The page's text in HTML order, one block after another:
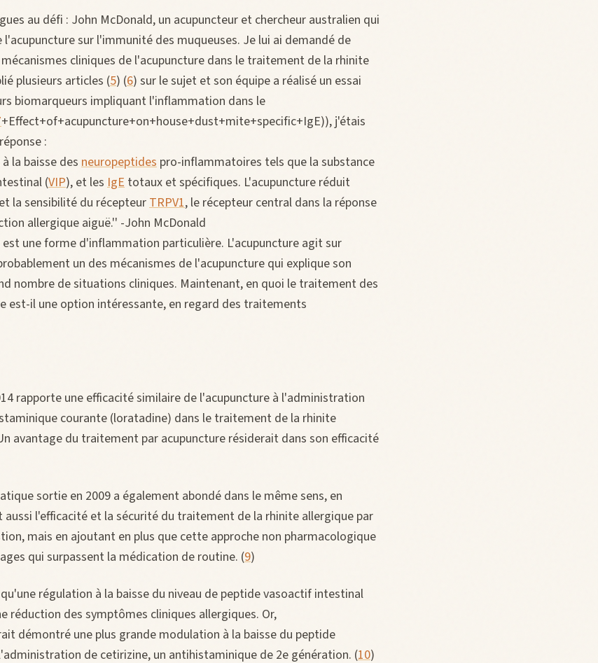
au défi : John McDonald, un acupuncteur et chercheur australien qui
sur l'immunité des muqueuses. Je lui ai demandé de
cliniques de l'acupuncture dans le traitement de la rhinite
plusieurs articles (5) (6) sur le sujet et son équipe a réalisé un essai
biomarqueurs impliquant l'inflammation dans le
+Effect+of+acupuncture+on+house+dust+mite+specific+IgE)), j'étais
:
la baisse desneuropeptides pro-inflammatoires tels que la substance
(VIP), et les IgE totaux et spécifiques. L'acupuncture réduit
la sensibilité du récepteurTRPV1, le récepteur central dans la réponse
allergique aiguë.'' -John McDonald
est une forme d'inflammation particulière. L'acupuncture agit sur
un des mécanismes de l'acupuncture qui explique son
nombre de situations cliniques. Maintenant, en quoi le traitement des
est-il une option intéressante, en regard des traitements
rapporte une efficacité similaire de l'acupuncture à l'administration
courante (loratadine) dans le traitement de la rhinite
avantage du traitement par acupuncture résiderait dans son efficacité
sortie en 2009 a également abondé dans le même sens, en
l'efficacité et la sécurité du traitement de la rhinite allergique par
mais en ajoutant en plus que cette approche non pharmacologique
qui surpassent la médication de routine. (9)
régulation à la baisse du niveau de peptide vasoactif intestinal
réduction des symptômes cliniques allergiques. Or,
démontré une plus grande modulation à la baisse du peptide
de cetirizine, un antihistaminique de 2e génération. (10)